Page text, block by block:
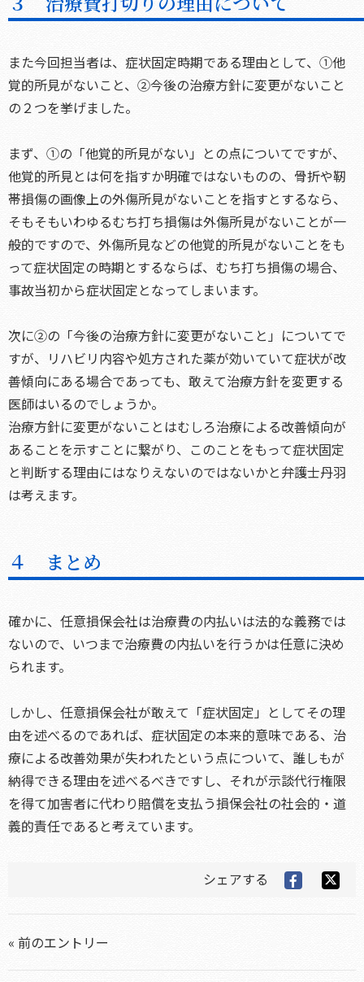
また今回担当者は、症状固定時期である理由として、①他
覚的所見がないこと、②今後の治療方針に変更がないこと
の２つを挙げました。
まず、①の「他覚的所見がない」との点についてですが、
他覚的所見とは何を指すか明確ではないものの、骨折や靭
帯損傷の画像上の外傷所見がないことを指すとするなら、
そもそもいわゆるむち打ち損傷は外傷所見がないことが一
般的ですので、外傷所見などの他覚的所見がないことをも
って症状固定の時期とするならば、むち打ち損傷の場合、
事故当初から症状固定となってしまいます。
次に②の「今後の治療方針に変更がないこと」についてで
すが、リハビリ内容や処方された薬が効いていて症状が改
善傾向にある場合であっても、敢えて治療方針を変更する
医師はいるのでしょうか。
治療方針に変更がないことはむしろ治療による改善傾向が
あることを示すことに繋がり、このことをもって症状固定
と判断する理由にはなりえないのではないかと弁護士丹羽
は考えます。
４ まとめ
確かに、任意損保会社は治療費の内払いは法的な義務では
ないので、いつまで治療費の内払いを行うかは任意に決め
られます。
しかし、任意損保会社が敢えて「症状固定」としてその理
由を述べるのであれば、症状固定の本来的意味である、治
療による改善効果が失われたという点について、誰しもが
納得できる理由を述べるべきですし、それが示談代行権限
を得て加害者に代わり賠償を支払う損保会社の社会的・道
義的責任であると考えています。
シェアする
« 前のエントリー